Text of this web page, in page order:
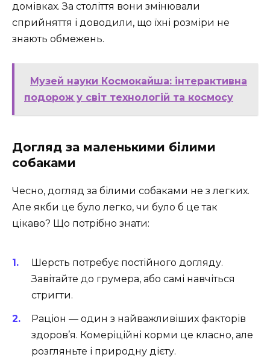
домівках. За століття вони змінювали
сприйняття і доводили, що їхні розміри не
знають обмежень.
Музей науки Космокайша: інтерактивна
подорож у світ технологій та космосу
Догляд за маленькими білими
собаками
Чесно, догляд за білими собаками не з легких.
Але якби це було легко, чи було б це так
цікаво? Що потрібно знати:
Шерсть потребує постійного догляду.
Завітайте до грумера, або самі навчіться
стригти.
Раціон — один з найважливіших факторів
здоров’я. Комеріційні корми це класно, але
розгляньте і природну дієту.